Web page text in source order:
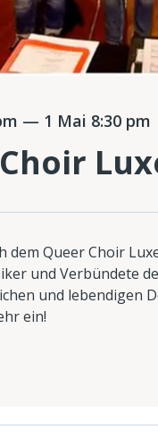
— 1 Mai 8:30 pm
dem Queer Choir
und Verbündete
und lebendigen
ein!